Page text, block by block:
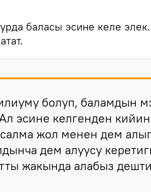
баласы эсине келе
болуп, баламдын
эсине келгенден
жол менен дем
дем алуусу
жакында алабыз